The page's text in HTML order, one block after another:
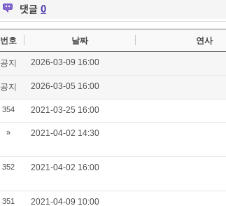
댓글 0
번호 날짜 연사
공지 2026-03-09 16:00
공지 2026-03-05 16:00
354 2021-03-25 16:00
» 2021-04-02 14:30
352 2021-04-02 16:00
351 2021-04-09 10:00